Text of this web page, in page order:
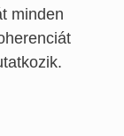
minden